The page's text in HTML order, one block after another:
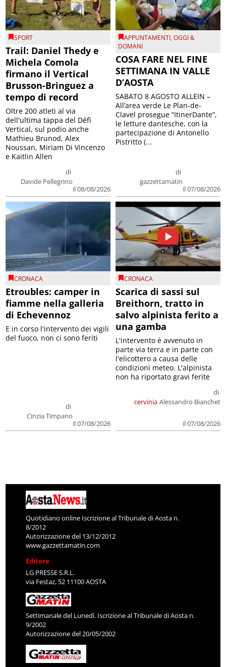
SPORT
Trail: Daniel Thedy e
Michela Comola
firmano il Vertical
Brusson-Bringuez a
tempo di record
di
Davide Pellegrino
il 08/08/2026
Oltre 200 atleti al via
dell'ultima tappa del Défì
Vertical, sul podio anche
Mathieu Brunod, Alex
Noussan, Miriam Di Vincenzo
e Kaitlin Allen
APPUNTAMENTI,OGGI &
DOMANI
COSA FARE NEL FINE
SETTIMANA IN VALLE
D’AOSTA
di
gazzettamatin
il 07/08/2026
SABATO 8 AGOSTO ALLEIN –
All’area verde Le Plan-de-
Clavel prosegue “ItinerDante”,
le letture dantesche, con la
partecipazione di Antonello
Pistritto (...
CRONACA
Etroubles: camper in
fiamme nella galleria
di Echevennoz
di
Cinzia Timpano
il 07/08/2026
E in corso l'intervento dei vigili
del fuoco, non ci sono feriti
CRONACA
Scarica di sassi sul
Breithorn, tratto in
salvo alpinista ferito a
una gamba
cervinia
di
Alessandro Bianchet
il 07/08/2026
L'intervento è avvenuto in
parte via terra e in parte con
l'elicottero a causa delle
condizioni meteo. L'alpinista
non ha riportato gravi ferite
Quotidiano online Iscrizione al Tribunale di Aosta n.
8/2012
Autorizzazione del 13/12/2012
www.gazzettamatin.com
Editore
LG PRESSE S.R.L.
via Festaz, 52 11100 AOSTA
Settimanale del Lunedì. Iscrizione al Tribunale di Aosta n.
9/2002
Autorizzazione del 20/05/2002